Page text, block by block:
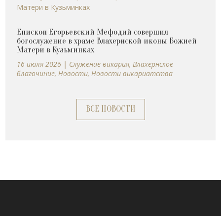
Епископ Егорьевский Мефодий совершил
богослужение в храме Влахернской иконы Божией
Матери в Кузьминках
16 июля 2026 | Cлужение викария,Влахернское
благочиние,Новости,Новости викариатства
ВСЕ НОВОСТИ